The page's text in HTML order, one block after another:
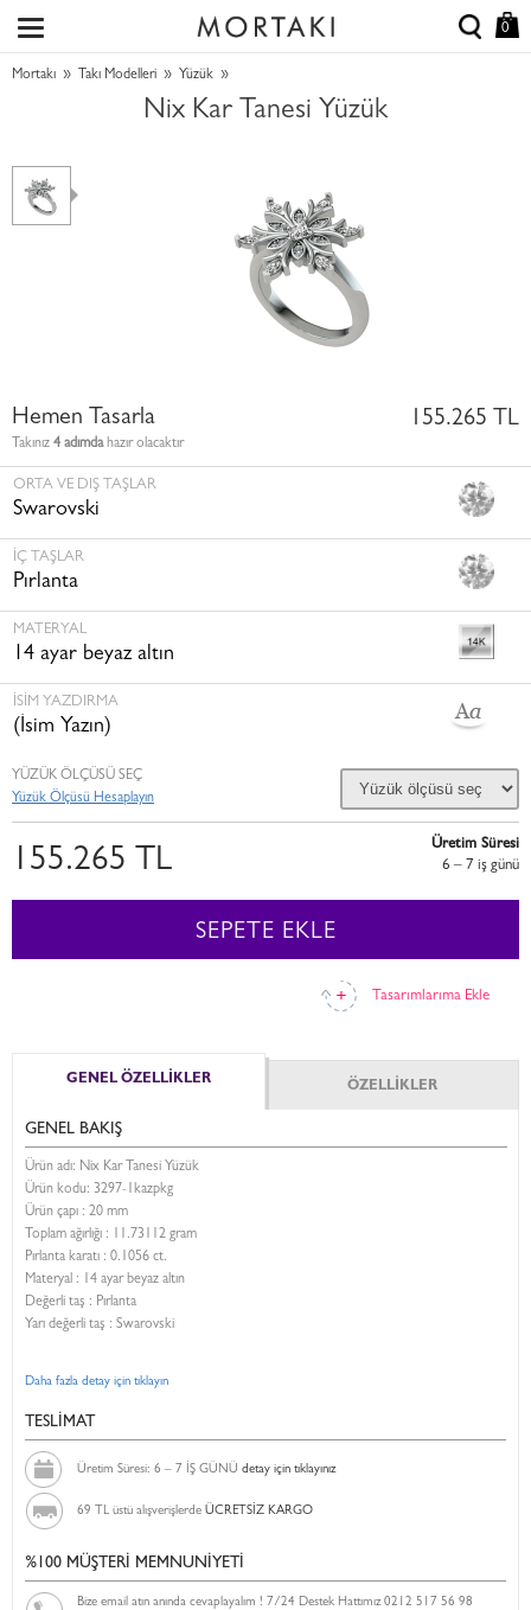
0
Mortakı » Takı Modelleri » Yüzük »
Nix Kar Tanesi Yüzük
Hemen Tasarla
Takınız 4 adımdahazır olacaktır
155.265 TL
ORTA VE DIŞ TAŞLAR
Swarovski
İÇ TAŞLAR
Pırlanta
MATERYAL
14 ayar beyaz altın
İSİM YAZDIRMA
(İsim Yazın)
Tasarımlarıma Ekle
YÜZÜK ÖLÇÜSÜ SEÇ
Yüzük Ölçüsü Hesaplayın
155.265 TL
Üretim Süresi
6 – 7 i̇ş günü
SEPETE EKLE
GENEL ÖZELLİKLER ÖZELLİKLER
GENEL BAKIŞ
Ürün adı: Nix Kar Tanesi Yüzük
Ürün kodu: 3297-1kazpkg
Ürün çapı : 20 mm
Toplam ağırlığı : 11.73112 gram
Pırlanta karatı : 0.1056 ct.
Materyal : 14 ayar beyaz altın
Değerli taş : Pırlanta
Yarı değerli taş : Swarovski
Daha fazla detay için tıklayın
TESLİMAT
Üretim Süresi: 6 – 7 İŞ GÜNÜ detay için tıklayınız
69 TL üstü alışverişlerde ÜCRETSİZ KARGO
%100 MÜŞTERİ MEMNUNİYETİ
Bize email atın anında cevaplayalım ! 7/24 Destek Hattımız 0212 517 56 98